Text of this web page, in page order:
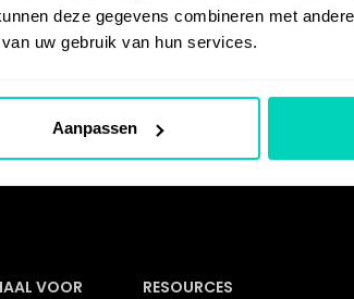
deze gegevens combineren met
uw gebruik van hun services.
Aanpassen
VOOR
RESOURCES